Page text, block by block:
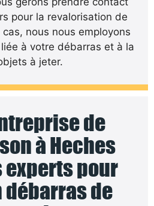
pour la revalorisation de
nous nous employons
à votre débarras et à la
à jeter.
de
à Heches
experts pour
débarras de